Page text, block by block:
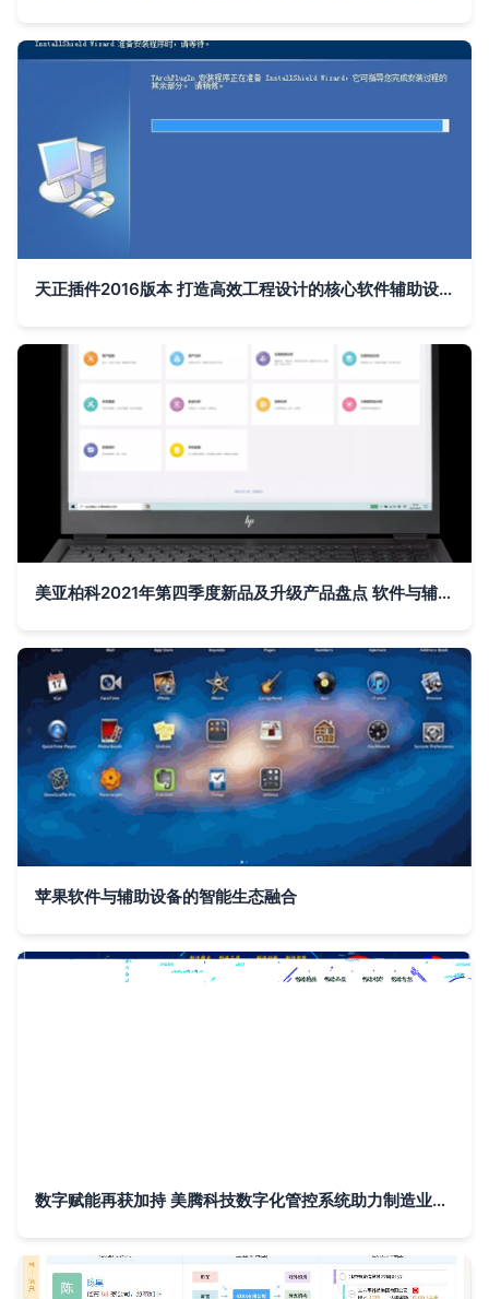
天正插件2016版本 打造高效工程设计的核心软件辅助设备
美亚柏科2021年第四季度新品及升级产品盘点 软件与辅助设备的创新突破
苹果软件与辅助设备的智能生态融合
数字赋能再获加持 美腾科技数字化管控系统助力制造业高质量发展